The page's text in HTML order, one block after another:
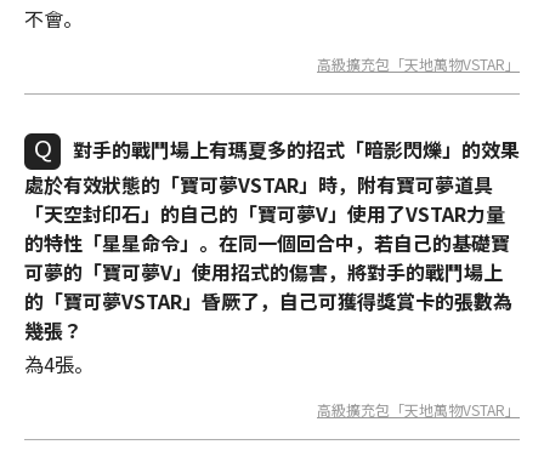
不會。
高級擴充包「天地萬物VSTAR」
對手的戰鬥場上有瑪夏多的招式「暗影閃爍」的效果
處於有效狀態的「寶可夢VSTAR」時，附有寶可夢道具
「天空封印石」的自己的「寶可夢V」使用了VSTAR力量
的特性「星星命令」。在同一個回合中，若自己的基礎寶
可夢的「寶可夢V」使用招式的傷害，將對手的戰鬥場上
的「寶可夢VSTAR」昏厥了，自己可獲得獎賞卡的張數為
幾張？
為4張。
高級擴充包「天地萬物VSTAR」